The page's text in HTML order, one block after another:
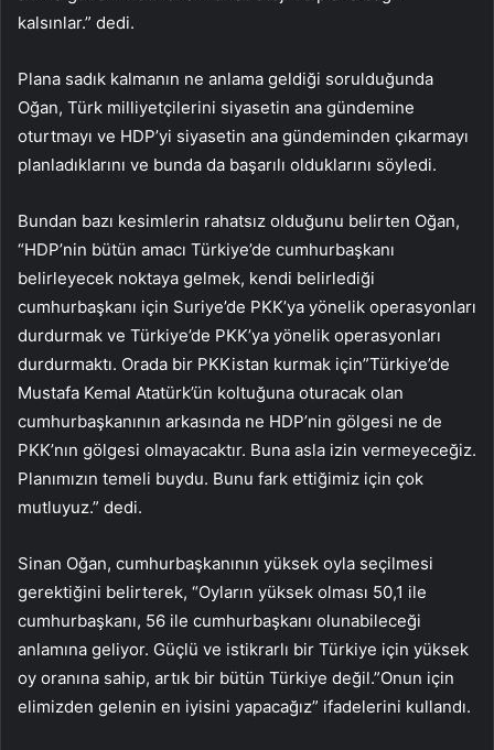
kalsınlar.” dedi.
Plana sadık kalmanın ne anlama geldiği sorulduğunda
Oğan, Türk milliyetçilerini siyasetin ana gündemine
oturtmayı ve HDP’yi siyasetin ana gündeminden çıkarmayı
planladıklarını ve bunda da başarılı olduklarını söyledi.
Bundan bazı kesimlerin rahatsız olduğunu belirten Oğan,
“HDP’nin bütün amacı Türkiye’de cumhurbaşkanı
belirleyecek noktaya gelmek, kendi belirlediği
cumhurbaşkanı için Suriye’de PKK’ya yönelik operasyonları
durdurmak ve Türkiye’de PKK’ya yönelik operasyonları
durdurmaktı. Orada bir PKKistan kurmak için”Türkiye’de
Mustafa Kemal Atatürk’ün koltuğuna oturacak olan
cumhurbaşkanının arkasında ne HDP’nin gölgesi ne de
PKK’nın gölgesi olmayacaktır. Buna asla izin vermeyeceğiz.
Planımızın temeli buydu. Bunu fark ettiğimiz için çok
mutluyuz.” dedi.
Sinan Oğan, cumhurbaşkanının yüksek oyla seçilmesi
gerektiğini belirterek, “Oyların yüksek olması 50,1 ile
cumhurbaşkanı, 56 ile cumhurbaşkanı olunabileceği
anlamına geliyor. Güçlü ve istikrarlı bir Türkiye için yüksek
oy oranına sahip, artık bir bütün Türkiye değil.”Onun için
elimizden gelenin en iyisini yapacağız” ifadelerini kullandı.